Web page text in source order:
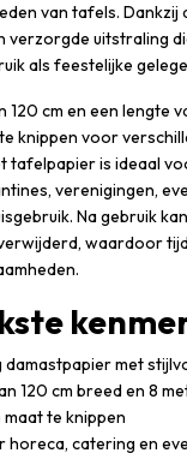
van tafels. Dankzij
verzorgde uitstraling
als feestelijke
120 cm en een lengte
knippen voor
tafelpapier is ideaal
verenigingen,
Na gebruik
waardoor
met
120 cm breed en 8
te knippen
horeca, catering en